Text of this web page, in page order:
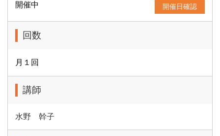
開催中 開催日確認
回数
月１回
講師
水野 幹子